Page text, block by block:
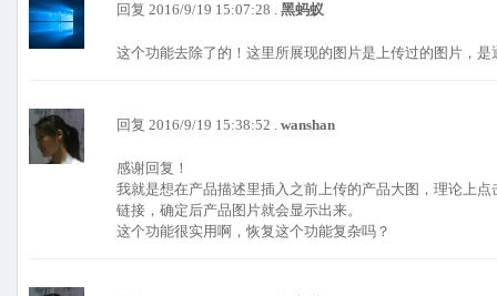
回复 2016/9/19 15:07:28 .黑蚂蚁
这个功能去除了的！这里所展现的图片是上传过的图片，
回复 2016/9/19 15:38:52 .wanshan
感谢回复！
我就是想在产品描述里插入之前上传的产品大图，理论上
链接，确定后产品图片就会显示出来。
这个功能很实用啊，恢复这个功能复杂吗？